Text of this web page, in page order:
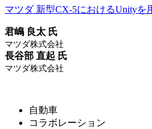
マツダ 新型CX-5におけるUnity
君嶋 良太 氏
マツダ株式会社
長谷部 直起 氏
マツダ株式会社
自動車
コラボレーション